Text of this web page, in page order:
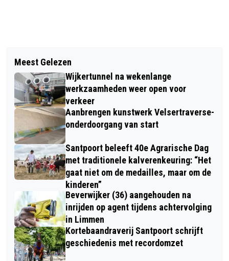
VERMISTE EN GEVONDEN DIEREN
DIERENAMBULANCE KENNEMERLAND
TERUGKIJKEN: IJMOND
DUURZAAMHEID AWARD UITREIKING
2023
Meest Gelezen
Wijkertunnel na wekenlange
werkzaamheden weer open voor
verkeer
Aanbrengen kunstwerk Velsertraverse-
onderdoorgang van start
Santpoort beleeft 40e Agrarische Dag
met traditionele kalverenkeuring: “Het
gaat niet om de medailles, maar om de
kinderen”
Beverwijker (36) aangehouden na
inrijden op agent tijdens achtervolging
in Limmen
Kortebaandraverij Santpoort schrijft
geschiedenis met recordomzet